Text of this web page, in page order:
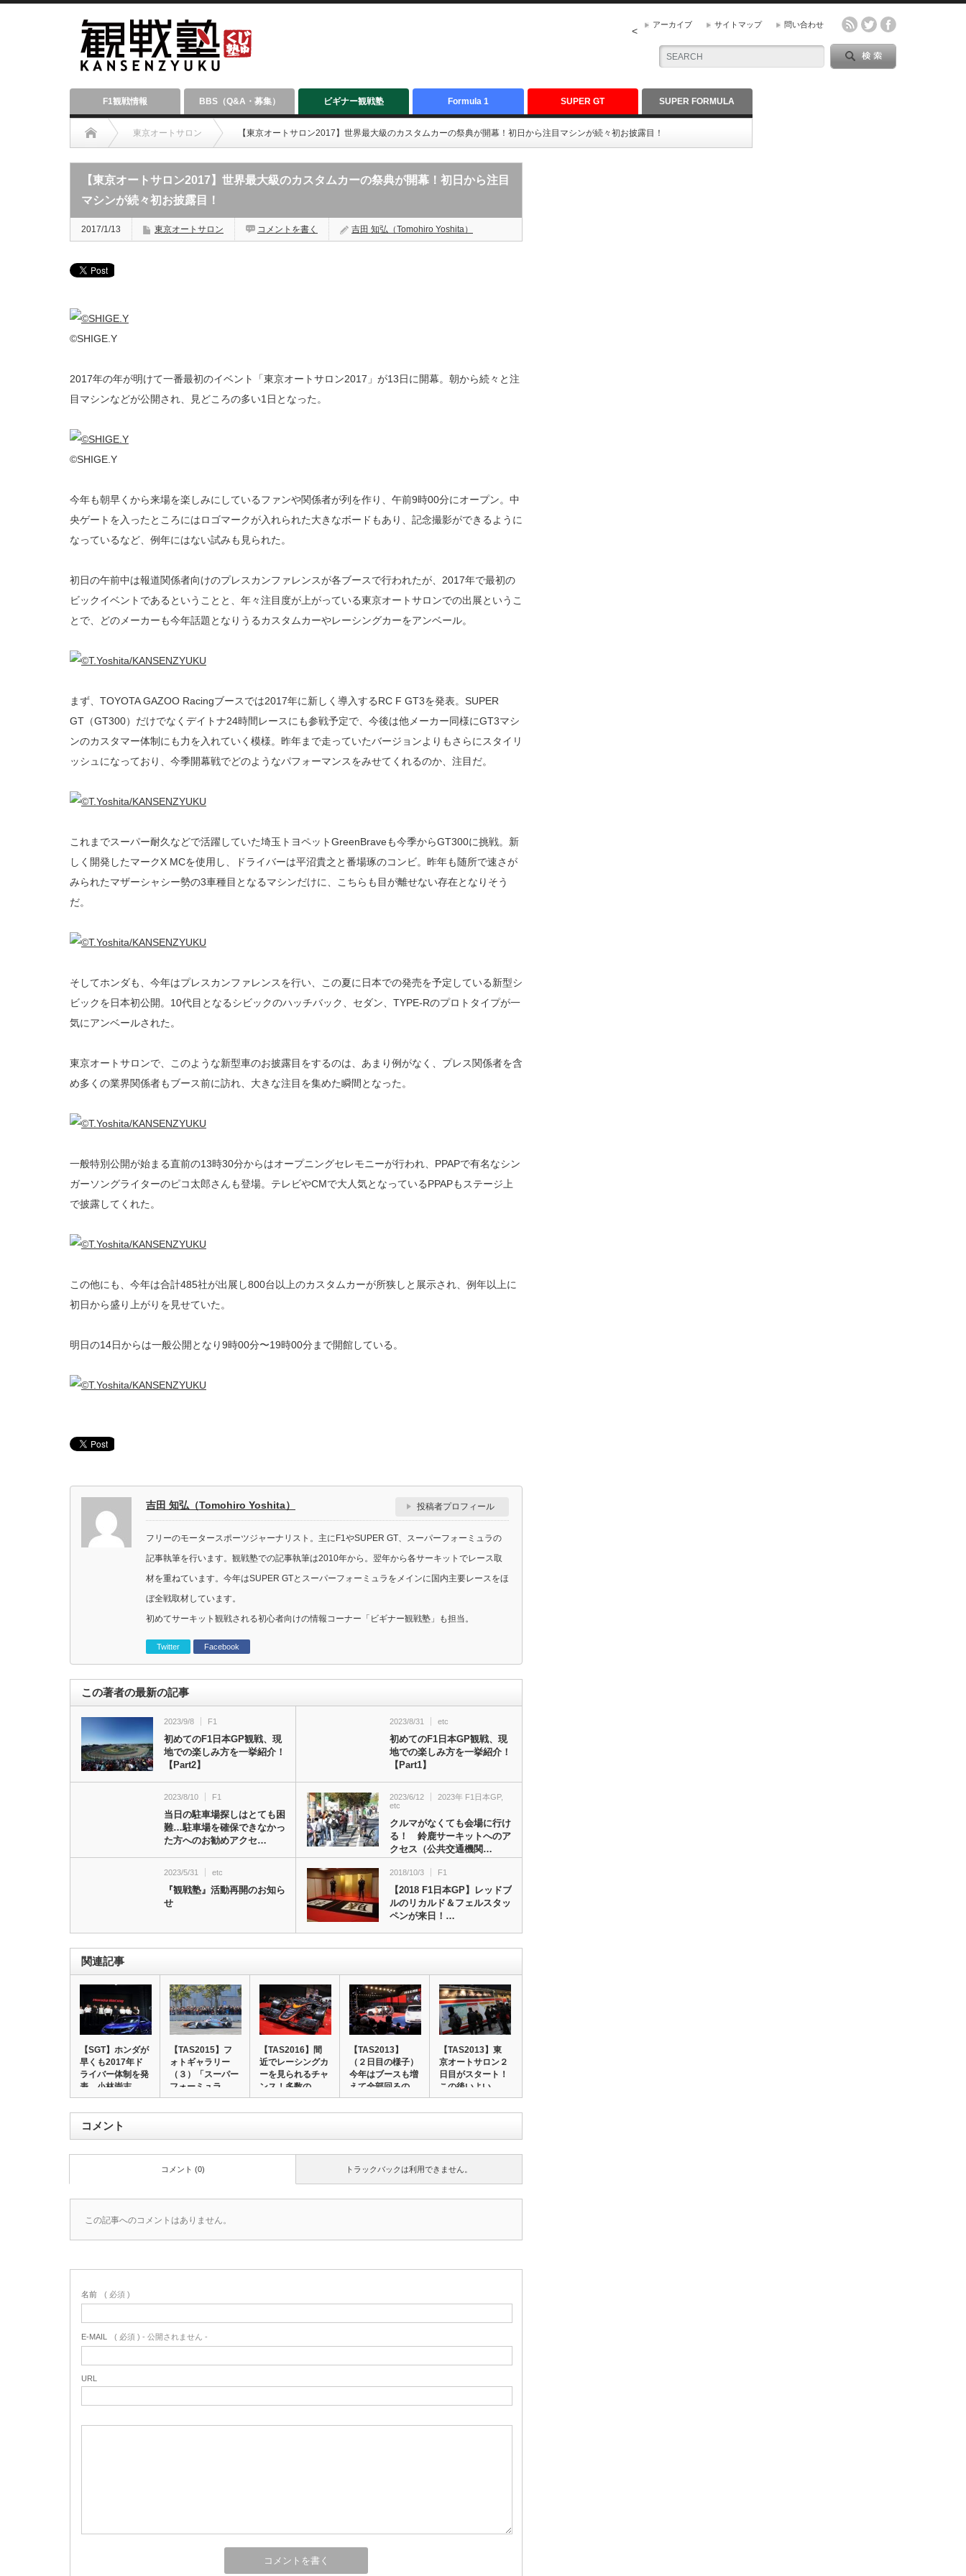
アーカイブ サイトマップ 問い合わせ
<
F1観戦情報 BBS（Q&A・募集） ビギナー観戦塾 Formula 1 SUPER GT SUPER FORMULA
東京オートサロン 【東京オートサロン2017】世界最大級のカスタムカーの祭典が開幕！初日から注目マシンが続々初お披露目！
【東京オートサロン2017】世界最大級のカスタムカーの祭典が開幕！初日から注目
マシンが続々初お披露目！
2017/1/13 東京オートサロン コメントを書く 吉田 知弘（Tomohiro Yoshita）
©︎SHIGE.Y
2017年の年が明けて一番最初のイベント「東京オートサロン2017」が13日に開幕。朝から続々と注
目マシンなどが公開され、見どころの多い1日となった。
©︎SHIGE.Y
今年も朝早くから来場を楽しみにしているファンや関係者が列を作り、午前9時00分にオープン。中
央ゲートを入ったところにはロゴマークが入れられた大きなボードもあり、記念撮影ができるように
なっているなど、例年にはない試みも見られた。
初日の午前中は報道関係者向けのプレスカンファレンスが各ブースで行われたが、2017年で最初の
ビックイベントであるということと、年々注目度が上がっている東京オートサロンでの出展というこ
とで、どのメーカーも今年話題となりうるカスタムカーやレーシングカーをアンベール。
まず、TOYOTA GAZOO Racingブースでは2017年に新しく導入するRC F GT3を発表。SUPER
GT（GT300）だけでなくデイトナ24時間レースにも参戦予定で、今後は他メーカー同様にGT3マシ
ンのカスタマー体制にも力を入れていく模様。昨年まで走っていたバージョンよりもさらにスタイリ
ッシュになっており、今季開幕戦でどのようなパフォーマンスをみせてくれるのか、注目だ。
これまでスーパー耐久などで活躍していた埼玉トヨペットGreenBraveも今季からGT300に挑戦。新
しく開発したマークX MCを使用し、ドライバーは平沼貴之と番場琢のコンビ。昨年も随所で速さが
みられたマザーシャシー勢の3車種目となるマシンだけに、こちらも目が離せない存在となりそう
だ。
そしてホンダも、今年はプレスカンファレンスを行い、この夏に日本での発売を予定している新型シ
ビックを日本初公開。10代目となるシビックのハッチバック、セダン、TYPE-Rのプロトタイプが一
気にアンベールされた。
東京オートサロンで、このような新型車のお披露目をするのは、あまり例がなく、プレス関係者を含
め多くの業界関係者もブース前に訪れ、大きな注目を集めた瞬間となった。
一般特別公開が始まる直前の13時30分からはオープニングセレモニーが行われ、PPAPで有名なシン
ガーソングライターのピコ太郎さんも登場。テレビやCMで大人気となっているPPAPもステージ上
で披露してくれた。
この他にも、今年は合計485社が出展し800台以上のカスタムカーが所狭しと展示され、例年以上に
初日から盛り上がりを見せていた。
明日の14日からは一般公開となり9時00分〜19時00分まで開館している。
吉田 知弘（Tomohiro Yoshita） 投稿者プロフィール
フリーのモータースポーツジャーナリスト。主にF1やSUPER GT、スーパーフォーミュラの
記事執筆を行います。観戦塾での記事執筆は2010年から。翌年から各サーキットでレース取
材を重ねています。今年はSUPER GTとスーパーフォーミュラをメインに国内主要レースをほ
ぼ全戦取材しています。
初めてサーキット観戦される初心者向けの情報コーナー「ビギナー観戦塾」も担当。
Twitter Facebook
この著者の最新の記事
2023/9/8 F1
初めてのF1日本GP観戦、現
地での楽しみ方を一挙紹介！
【Part2】
2023/8/31 etc
初めてのF1日本GP観戦、現
地での楽しみ方を一挙紹介！
【Part1】
2023/8/10 F1
当日の駐車場探しはとても困
難…駐車場を確保できなかっ
た方へのお勧めアクセ…
2023/6/12 2023年 F1日本GP,
etc
クルマがなくても会場に行け
る！ 鈴鹿サーキットへのア
クセス（公共交通機関…
2023/5/31 etc
『観戦塾』活動再開のお知ら
せ
2018/10/3 F1
【2018 F1日本GP】レッドブ
ルのリカルド＆フェルスタッ
ペンが来日！…
関連記事
【SGT】ホンダが
早くも2017年ド
ライバー体制を発
表、小林崇志…
【TAS2015】フ
ォトギャラリー
（３）「スーパー
フォーミュラ …
【TAS2016】間
近でレーシングカ
ーを見られるチャ
ンス！多数の…
【TAS2013】
（２日目の様子）
今年はブースも増
えて全部回るの…
【TAS2013】東
京オートサロン２
日目がスタート！
この後いよい…
コメント
トラックバックは利用できません。
コメント (0)
この記事へのコメントはありません。
名前 ( 必須 )
E-MAIL ( 必須 ) - 公開されません -
URL